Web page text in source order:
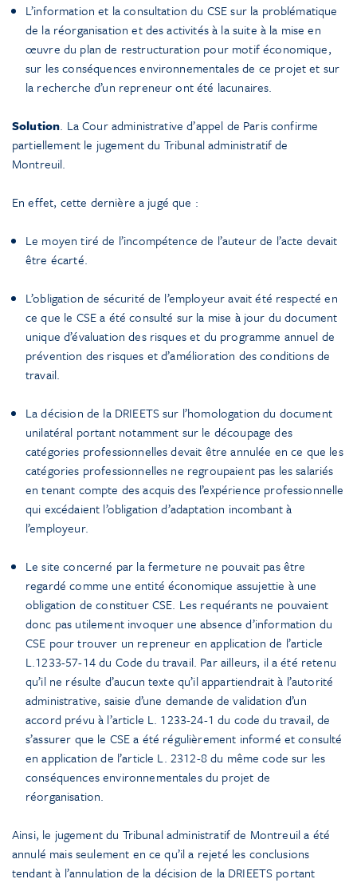
L’information et la consultation du CSE sur la problématique
de la réorganisation et des activités à la suite à la mise en
œuvre du plan de restructuration pour motif économique,
sur les conséquences environnementales de ce projet et sur
la recherche d’un repreneur ont été lacunaires.
Solution. La Cour administrative d’appel de Paris confirme
partiellement le jugement du Tribunal administratif de
Montreuil.
En effet, cette dernière a jugé que :
Le moyen tiré de l’incompétence de l’auteur de l’acte devait
être écarté.
L’obligation de sécurité de l’employeur avait été respecté en
ce que le CSE a été consulté sur la mise à jour du document
unique d’évaluation des risques et du programme annuel de
prévention des risques et d’amélioration des conditions de
travail.
La décision de la DRIEETS sur l’homologation du document
unilatéral portant notamment sur le découpage des
catégories professionnelles devait être annulée en ce que les
catégories professionnelles ne regroupaient pas les salariés
en tenant compte des acquis des l’expérience professionnelle
qui excédaient l’obligation d’adaptation incombant à
l’employeur.
Le site concerné par la fermeture ne pouvait pas être
regardé comme une entité économique assujettie à une
obligation de constituer CSE. Les requérants ne pouvaient
donc pas utilement invoquer une absence d’information du
CSE pour trouver un repreneur en application de l’article
L.1233-57-14 du Code du travail. Par ailleurs, il a été retenu
qu’il ne résulte d’aucun texte qu’il appartiendrait à l’autorité
administrative, saisie d’une demande de validation d’un
accord prévu à l’article L. 1233-24-1 du code du travail, de
s’assurer que le CSE a été régulièrement informé et consulté
en application de l’article L. 2312-8 du même code sur les
conséquences environnementales du projet de
réorganisation.
Ainsi, le jugement du Tribunal administratif de Montreuil a été
annulé mais seulement en ce qu’il a rejeté les conclusions
tendant à l’annulation de la décision de la DRIEETS portant